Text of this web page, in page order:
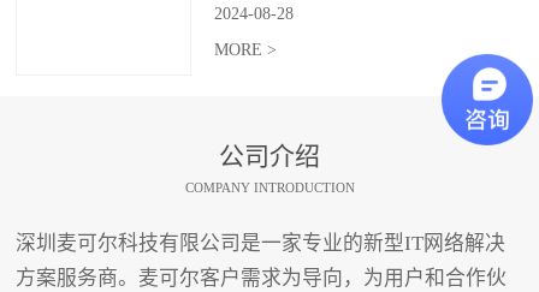
2024-08-28
MORE >
公司介绍
COMPANY INTRODUCTION
深圳麦可尔科技有限公司是一家专业的新型IT网络解决
方案服务商。麦可尔客户需求为导向，为用户和合作伙